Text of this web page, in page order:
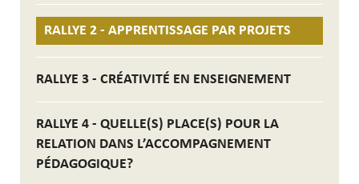
RALLYE 2 - APPRENTISSAGE PAR PROJETS
RALLYE 3 - CRÉATIVITÉ EN ENSEIGNEMENT
RALLYE 4 - QUELLE(S) PLACE(S) POUR LA
RELATION DANS L’ACCOMPAGNEMENT
PÉDAGOGIQUE?